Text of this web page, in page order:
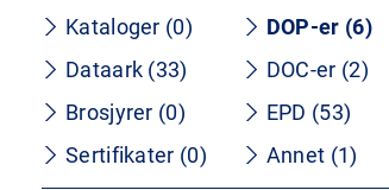
Kataloger (0)
Dataark (33)
Brosjyrer (0)
Sertifikater (0)
DOP-er (6)
DOC-er (2)
EPD (53)
Annet (1)